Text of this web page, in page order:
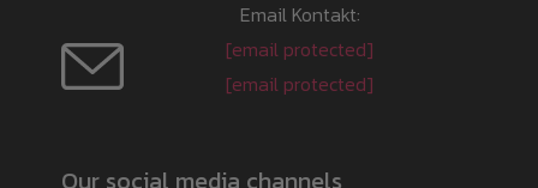
Email Kontakt:
[email protected]
[email protected]
Our social media channels